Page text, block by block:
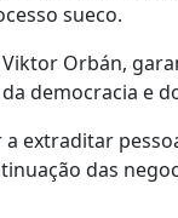
sueco.
Orbán,
democracia e
extraditar
das